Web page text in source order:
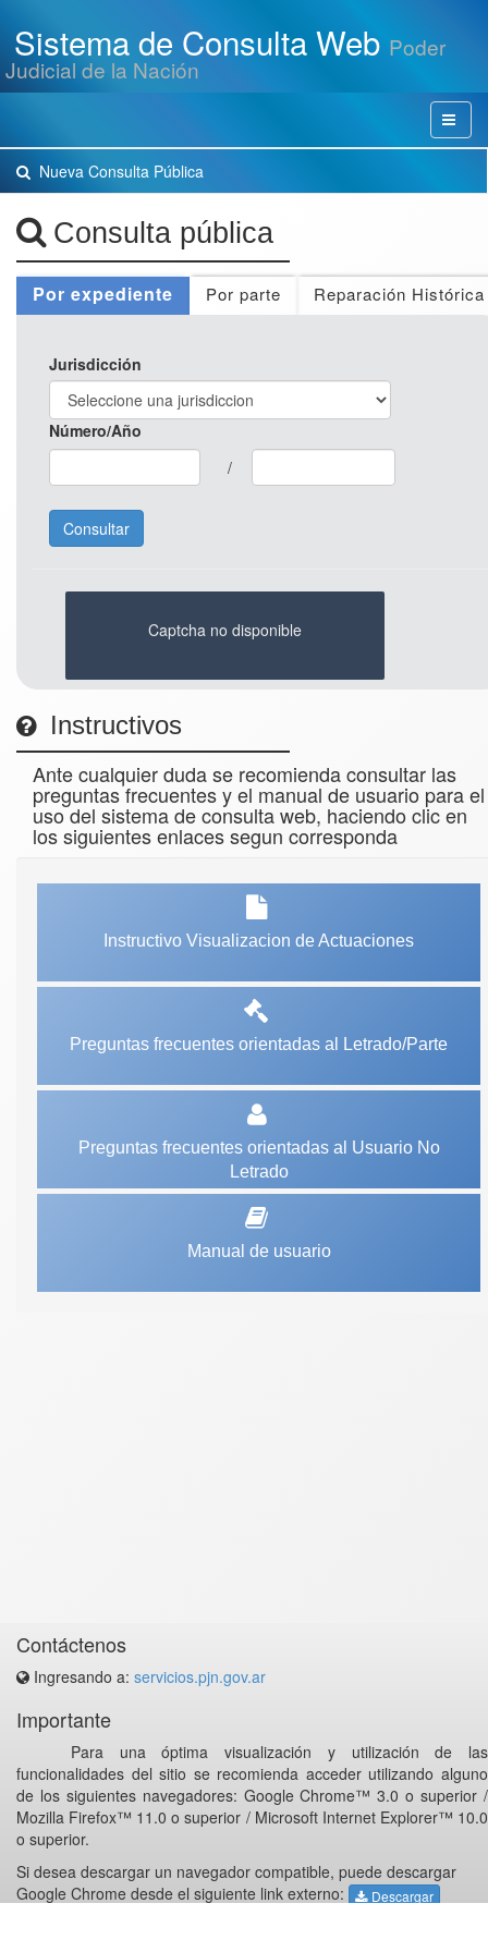
las
teclas
Control+Alt+A
para
versión
aplicación
Sistema de Consulta Web Poder
Judicial de la Nación
Menu
Nueva Consulta Pública
Consulta pública
Por expediente Por parte Reparación Histórica
Jurisdicción
Número/Año
/
Captcha no disponible
Instructivos
Ante cualquier duda se recomienda consultar las
preguntas frecuentes y el manual de usuario para el
uso del sistema de consulta web, haciendo clic en
los siguientes enlaces segun corresponda
Instructivo Visualizacion de Actuaciones
Preguntas frecuentes orientadas al Letrado/Parte
Preguntas frecuentes orientadas al Usuario No
Letrado
Manual de usuario
Contáctenos
Ingresando a: servicios.pjn.gov.ar
Importante
Para una óptima visualización y utilización de las
funcionalidades del sitio se recomienda acceder utilizando alguno
de los siguientes navegadores: Google Chrome™ 3.0 o superior /
Mozilla Firefox™ 11.0 o superior / Microsoft Internet Explorer™ 10.0
o superior.
Si desea descargar un navegador compatible, puede descargar
Google Chrome desde el siguiente link externo:
Descargar